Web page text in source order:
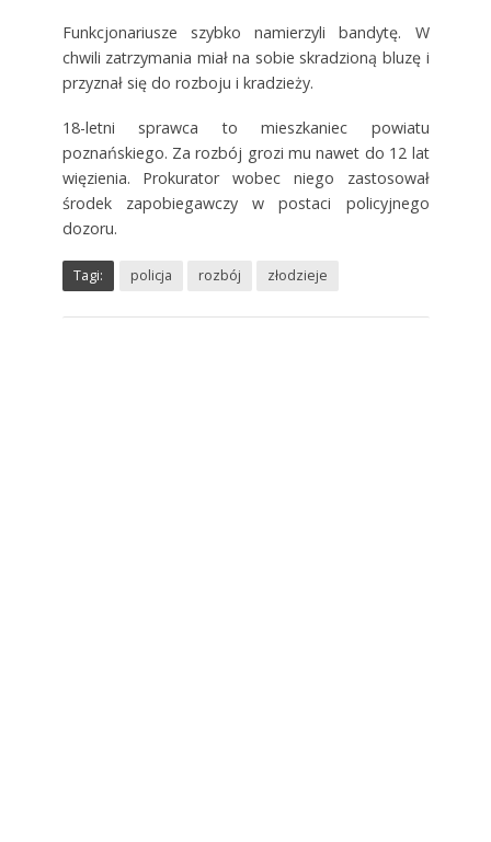
Funkcjonariusze szybko namierzyli bandytę. W
chwili zatrzymania miał na sobie skradzioną bluzę i
przyznał się do rozboju i kradzieży.
18-letni sprawca to mieszkaniec powiatu
poznańskiego. Za rozbój grozi mu nawet do 12 lat
więzienia. Prokurator wobec niego zastosował
środek zapobiegawczy w postaci policyjnego
dozoru.
Tagi: policja rozbój złodzieje